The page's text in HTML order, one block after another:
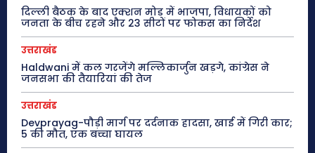
दिल्ली बैठक के बाद एक्शन मोड में भाजपा, विधायकों को
जनता के बीच रहने और 23 सीटों पर फोकस का निर्देश
उत्तराखंड
Haldwani में कल गरजेंगे मल्लिकार्जुन खड़गे, कांग्रेस ने
जनसभा की तैयारियां की तेज
उत्तराखंड
Devprayag-पौड़ी मार्ग पर दर्दनाक हादसा, खाई में गिरी कार;
5 की मौत, एक बच्चा घायल